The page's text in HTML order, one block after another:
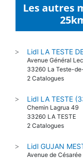
Les autres
> Lidl LA TESTE
Avenue Général
33260 La Teste-
2 Catalogues
> Lidl LA TESTE
Chemin Lagrua 49
33260 LA TESTE
2 Catalogues
> Lidl GUJAN
Avenue de Césarée